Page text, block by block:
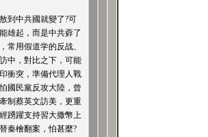
到中共國就變了?可
雄起，而是中共孬了
常用假道学的反战、
中，對比之下，可能
衝突，準備代理人戰
國民黨反攻大陸，曾
制蔡英文訪美，更重
踴躍支持習大撒幣上
秦檜翻案，怕甚麼?